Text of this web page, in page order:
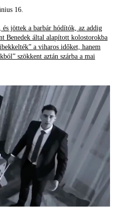
16.
jöttek a barbár hódítók, az addig
Benedek által alapított kolostorokba
a viharos időket, hanem
szökkent aztán szárba a mai